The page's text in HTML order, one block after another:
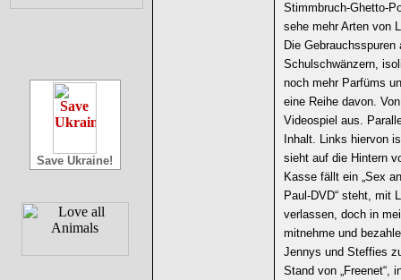
Save Ukraine!
Stimmbruch-Ghetto-
sehe mehr Arten von
Die
Schulschwänzern,
noch mehr Parfüms
eine Reihe davon.
Videospiel aus.
Inhalt. Links hiervon
sieht auf die Hintern
Kasse fällt ein „Sex
Paul-DVD“ steht, mit
verlassen, doch in
mitnehme und
Jennys und Steffies
Stand von „Freenet“,